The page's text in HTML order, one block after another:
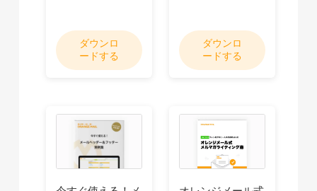
ダウンロ
ードする
ダウンロ
ードする